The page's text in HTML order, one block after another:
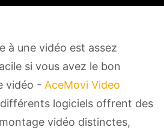
à une vidéo est assez
si vous avez le bon
vidéo - AceMovi Video
logiciels offrent des
vidéo distinctes,